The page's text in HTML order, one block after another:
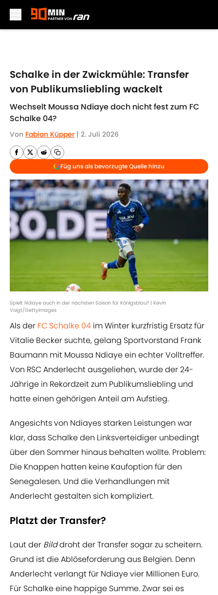
Schalke in der Zwickmühle: Transfer
von Publikumsliebling wackelt
Wechselt Moussa Ndiaye doch nicht fest zum FC
Schalke 04?
Von Fabian Küpper | 2. Juli 2026
Füg uns als bevorzugte Quelle hinzu
Spielt Ndiaye auch in der nächsten Saison für Königsblau? | Kevin
Voigt/GettyImages
Als der FC Schalke 04 im Winter kurzfristig Ersatz für
Vitalie Becker suchte, gelang Sportvorstand Frank
Baumann mit Moussa Ndiaye ein echter Volltreffer.
Von RSC Anderlecht ausgeliehen, wurde der 24-
Jährige in Rekordzeit zum Publikumsliebling und
hatte einen gehörigen Anteil am Aufstieg.
Angesichts von Ndiayes starken Leistungen war
klar, dass Schalke den Linksverteidiger unbedingt
über den Sommer hinaus behalten wollte. Problem:
Die Knappen hatten keine Kaufoption für den
Senegalesen. Und die Verhandlungen mit
Anderlecht gestalten sich kompliziert.
Platzt der Transfer?
Laut der Bilddroht der Transfer sogar zu scheitern.
Grund ist die Ablöseforderung aus Belgien. Denn
Anderlecht verlangt für Ndiaye vier Millionen Euro.
Für Schalke eine happige Summe. Zwar sei es